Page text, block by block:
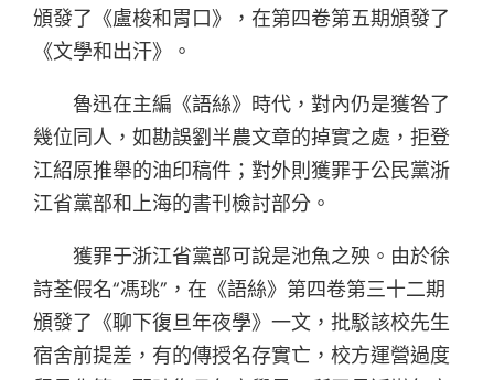
頒發了《盧梭和胃口》，在第四卷第五期頒發了
《文學和出汗》。
魯迅在主編《語絲》時代，對內仍是獲咎了
幾位同人，如勘誤劉半農文章的掉實之處，拒登
江紹原推舉的油印稿件；對外則獲罪于公民黨浙
江省黨部和上海的書刊檢討部分。
獲罪于浙江省黨部可說是池魚之殃。由於徐
詩荃假名“馮珧”，在《語絲》第四卷第三十二期
頒發了《聊下復旦年夜學》一文，批駁該校先生
宿舍前提差，有的傳授名存實亡，校方運營過度